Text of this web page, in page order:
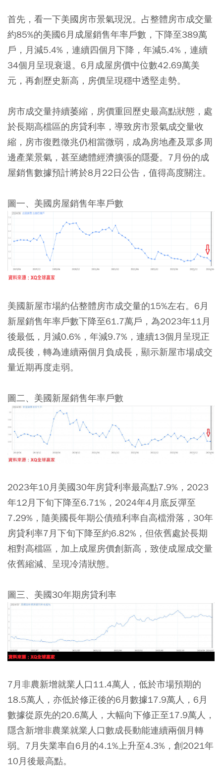
首先，看一下美國房市景氣現況。占整體房市成交量
約85%的美國6月成屋銷售年率戶數，下降至389萬
戶，月減5.4%，連續四個月下降，年減5.4%，連續
34個月呈現衰退。6月成屋房價中位數42.69萬美
元，再創歷史新高，房價呈現穩中透堅走勢。
房市成交量持續萎縮，房價重回歷史最高點狀態，處
於長期高檔區的房貸利率，導致房市景氣成交量收
縮，房市復甦徵兆仍相當微弱，成為房地產及眾多周
邊產業景氣，甚至總體經濟擴張的隱憂。7月份的成
屋銷售數據預計將於8月22日公告，值得高度關注。
圖一、美國房屋銷售年率戶數
美國新屋市場約佔整體房市成交量的15%左右。6月
新屋銷售年率戶數下降至61.7萬戶，為2023年11月
後最低，月減0.6%，年減9.7%，連續13個月呈現正
成長後，轉為連續兩個月負成長，顯示新屋市場成交
量近期再度走弱。
圖二、美國新屋銷售年率戶數
2023年10月美國30年房貸利率最高點7.9%，2023
年12月下旬下降至6.71%，2024年4月底反彈至
7.29%，隨美國長年期公債殖利率自高檔滑落，30年
房貸利率7月下旬下降至約6.82%，但依舊處於長期
相對高檔區，加上成屋房價創新高，致使成屋成交量
依舊縮減、呈現冷清狀態。
圖三、美國30年期房貸利率
7月非農新增就業人口11.4萬人，低於市場預期的
18.5萬人，亦低於修正後的6月數據17.9萬人，6月
數據從原先的20.6萬人，大幅向下修正至17.9萬人，
隱含新增非農業就業人口數成長動能連續兩個月轉
弱。7月失業率自6月的4.1%上升至4.3%，創2021年
10月後最高點。